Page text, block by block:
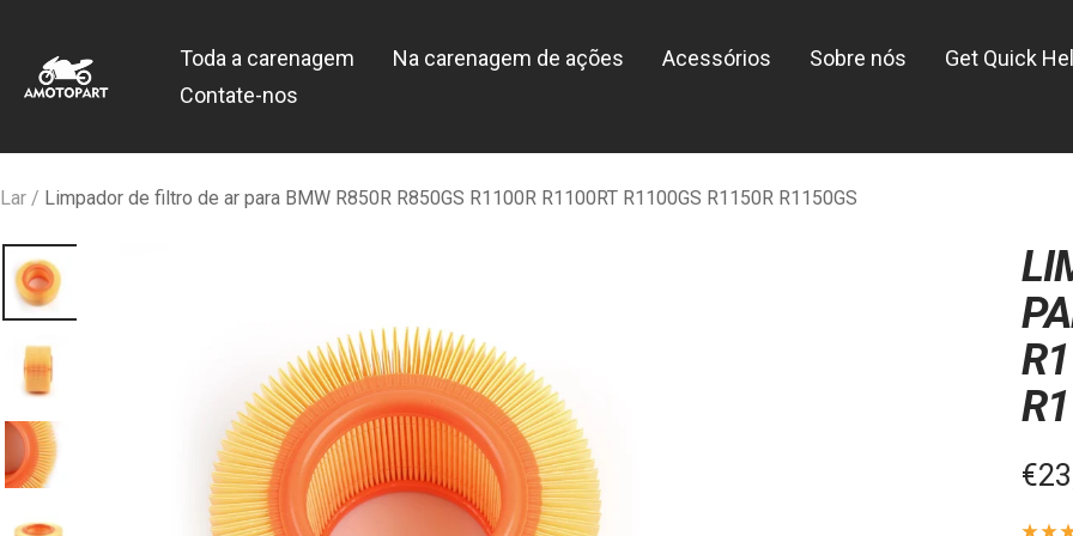
Toda a carenagem Na carenagem de ações Acessórios Sobre nós
Get Quick
Contate-nos
Lar Limpador de filtro de ar para BMW R850R R850GS R1100R R1100RT R1100GS R1150R R1150GS
de